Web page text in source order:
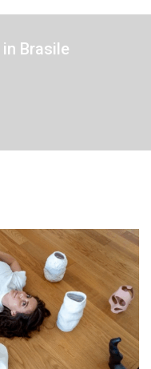
Brasile